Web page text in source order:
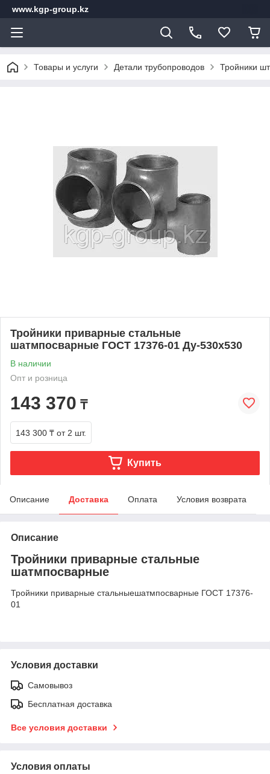
www.kgp-group.kz
Товары и услуги Детали трубопроводов Тройники
Тройники приварные стальные
шатмпосварные ГОСТ 17376-01 Ду-530х530
В наличии
Опт и розница
143 370 ₸
143 300 ₸ от 2 шт.
Купить
Описание Доставка Оплата Условия возврата
Описание
Тройники приварные стальные
шатмпосварные
Тройники приварные стальныешатмпосварные ГОСТ 17376-
01
Условия доставки
Самовывоз
Бесплатная доставка
Все условия доставки
Условия оплаты